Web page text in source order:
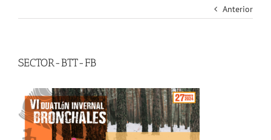
Anterior
SECTOR-BTT-FB